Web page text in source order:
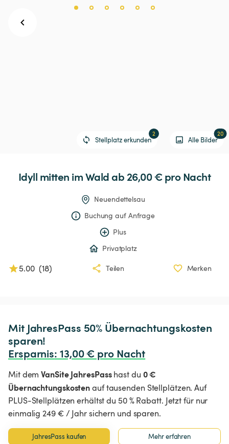
Alle Bilder
20
Stellplatz erkunden
2
Idyll mitten imWald ab 26,00 € pro Nacht
Neuendettelsau
Buchung auf Anfrage
Plus
Privatplatz
5.00 (18) Teilen Merken
Mit JahresPass 50% Übernachtungskosten
Ersparnis: 13,00 € pro Nacht
Mit demVanSite JahresPasshast du 0 €
Übernachtungskostenauf tausenden Stellplätzen. Auf
PLUS-Stellplätzen erhältst du 50 % Rabatt. Jetzt für nur
einmalig 249 € / Jahr sichern und sparen.
JahresPass kaufen Mehr erfahren